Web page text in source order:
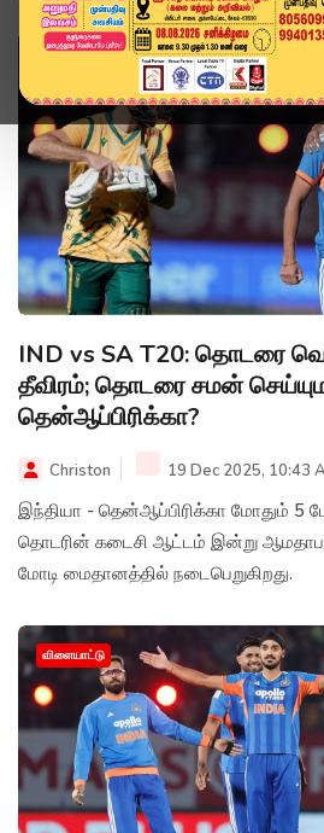
IND vs SA T20: தொடரை
தீவிரம்; தொடரை சமன்
தென்ஆப்பிரிக்கா?
Christon 19 Dec 2025, 10:43
இந்தியா - தென்ஆப்பிரிக்கா மோதும் 5
தொடரின் கடைசி ஆட்டம் இன்று
மோடி மைதானத்தில் நடைபெறுகிறது.
விளையாட்டு